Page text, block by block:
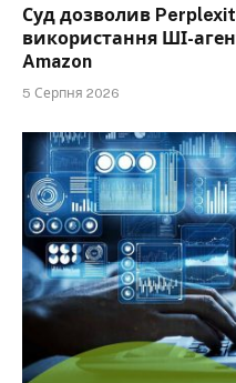
Суд дозволив
використання ШІ-
Amazon
5 Серпня 2026